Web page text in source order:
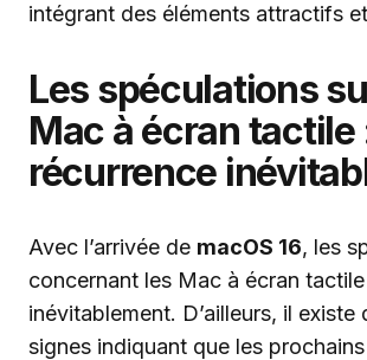
intégrant des éléments attractifs
Les spéculations
Mac à écran tactile
récurrence
Avec l’arrivée de macOS 16, les
concernant les Mac à écran
inévitablement. D’ailleurs, il existe
signes indiquant que les prochains